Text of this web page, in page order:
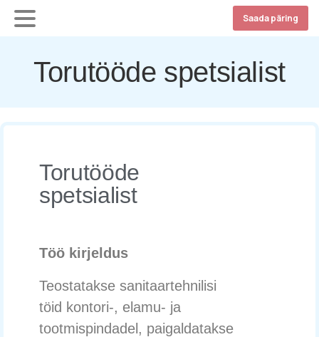
Saada päring
Torutööde spetsialist
Torutööde
spetsialist
Töö kirjeldus
Teostatakse sanitaartehnilisi
töid kontori-, elamu- ja
tootmispindadel, paigaldatakse